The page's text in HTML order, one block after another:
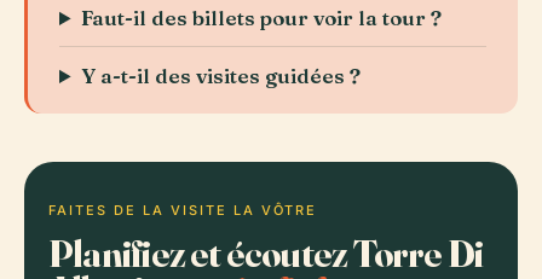
Faut-il des billets pour voir la tour ?
Y a-t-il des visites guidées ?
FAITES DE LA VISITE LA VÔTRE
Planifiez et écoutez Torre Di